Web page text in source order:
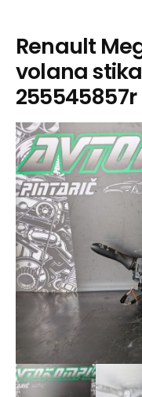
Renault
volana
255545857r